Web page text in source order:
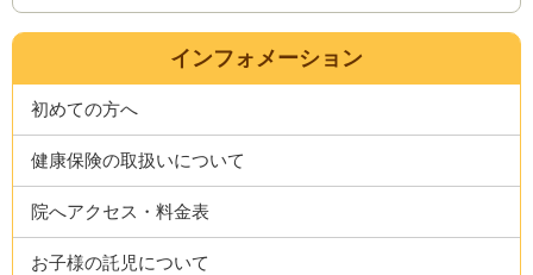
インフォメーション
初めての方へ
健康保険の取扱いについて
院へアクセス・料金表
お子様の託児について